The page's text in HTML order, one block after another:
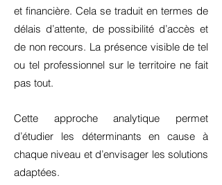
et financière. Cela se traduit en termes de
délais d’attente, de possibilité d’accès et
de non recours. La présence visible de tel
ou tel professionnel sur le territoire ne fait
pas tout.
Cette approche analytique permet
d’étudier les déterminants en cause à
chaque niveau et d’envisager les solutions
adaptées.